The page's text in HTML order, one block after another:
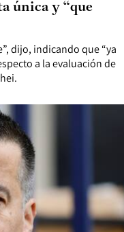
dijo, indicando que “ya
a la evaluación de
única y “que